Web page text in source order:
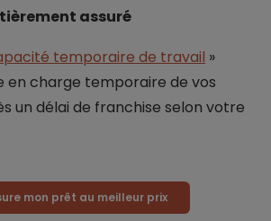
assuré
temporaire de travail »
en charge temporaire de vos
un délai de franchise selon votre
mon prêt au meilleur prix